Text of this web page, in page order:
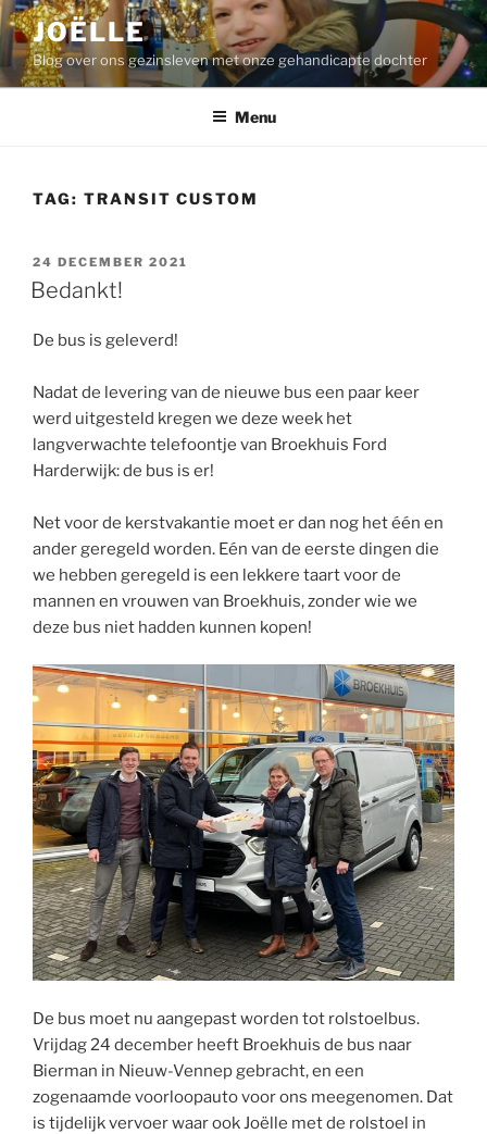
Ga
naar
de
inhoud
JOËLLE
Blog over ons gezinsleven met onze gehandicapte dochter
Menu
TAG: TRANSIT CUSTOM
GEPLAATST
OP
24 DECEMBER 2021
Bedankt!
De bus is geleverd!
Nadat de levering van de nieuwe bus een paar keer
werd uitgesteld kregen we deze week het
langverwachte telefoontje van Broekhuis Ford
Harderwijk: de bus is er!
Net voor de kerstvakantie moet er dan nog het één en
ander geregeld worden. Eén van de eerste dingen die
we hebben geregeld is een lekkere taart voor de
mannen en vrouwen van Broekhuis, zonder wie we
deze bus niet hadden kunnen kopen!
De bus moet nu aangepast worden tot rolstoelbus.
Vrijdag 24 december heeft Broekhuis de bus naar
Bierman in Nieuw-Vennep gebracht, en een
zogenaamde voorloopauto voor ons meegenomen. Dat
is tijdelijk vervoer waar ook Joëlle met de rolstoel in